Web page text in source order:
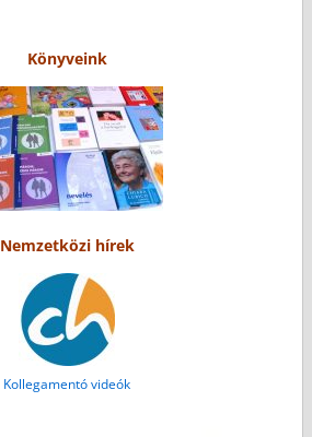
Könyveink
Nemzetközi hírek
Kollegamentó videók